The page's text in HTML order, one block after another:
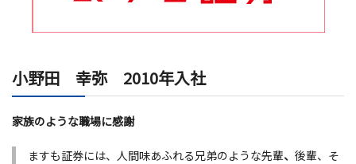
小野田 幸弥 2010年入社
家族のような職場に感謝
ますも証券には、人間味あふれる兄弟のような先輩、 後輩、そ